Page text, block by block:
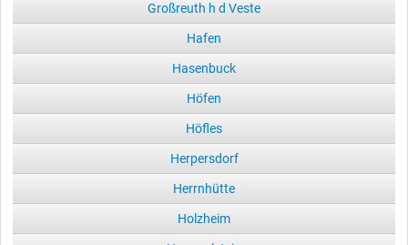
Großreuth h d Veste
Hafen
Hasenbuck
Höfen
Höfles
Herpersdorf
Herrnhütte
Holzheim